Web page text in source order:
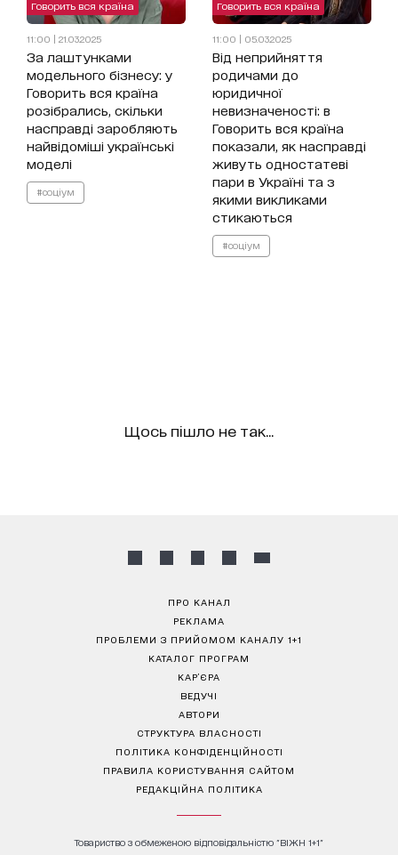
Говорить вся країна
11:00 | 21.03.2025
За лаштунками
модельного бізнесу: у
Говорить вся країна
розібрались, скільки
насправді заробляють
найвідоміші українські
моделі
#соціум
Говорить вся країна
11:00 | 05.03.2025
Від неприйняття
родичами до
юридичної
невизначеності: в
Говорить вся країна
показали, як насправді
живуть одностатеві
пари в Україні та з
якими викликами
стикаються
#соціум
Щось пішло не так...
ПРО КАНАЛ
РЕКЛАМА
ПРОБЛЕМИ З ПРИЙОМОМ КАНАЛУ 1+1
КАТАЛОГ ПРОГРАМ
КАР’ЄРА
ВЕДУЧІ
АВТОРИ
СТРУКТУРА ВЛАСНОСТІ
ПОЛІТИКА КОНФІДЕНЦІЙНОСТІ
ПРАВИЛА КОРИСТУВАННЯ САЙТОМ
РЕДАКЦІЙНА ПОЛІТИКА
Товариство з обмеженою відповідальністю "ВІЖН 1+1"